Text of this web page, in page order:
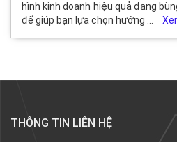
hình kinh doanh hiệu quả đang
để giúp bạn lựa chọn hướng …
THÔNG TIN LIÊN HỆ